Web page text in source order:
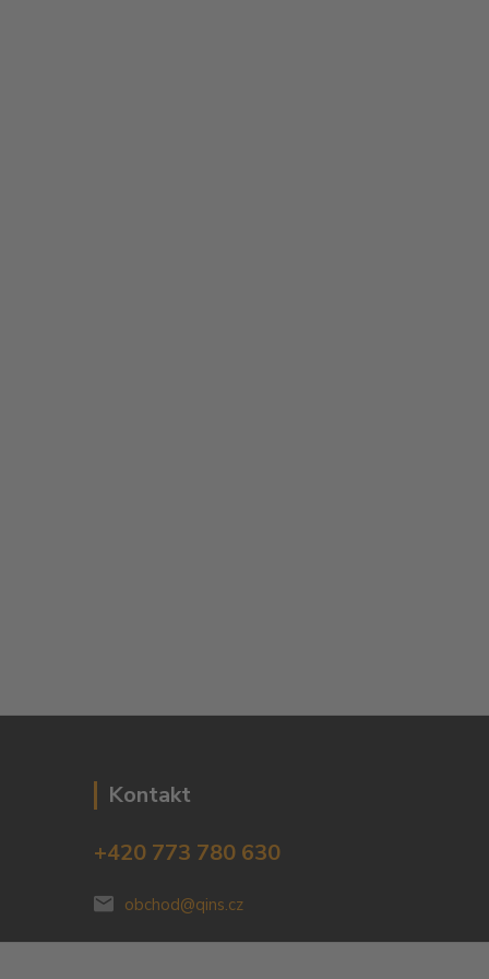
Kontakt
+420 773 780 630
obchod@qins.cz